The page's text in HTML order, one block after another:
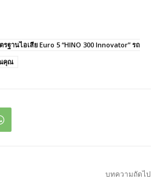
านไอเสีย Euro 5 “HINO 300 Innovator” รถ
ณคุณ
บทความถัดไป